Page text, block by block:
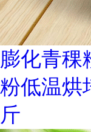
膨化青稞
粉低温烘
斤